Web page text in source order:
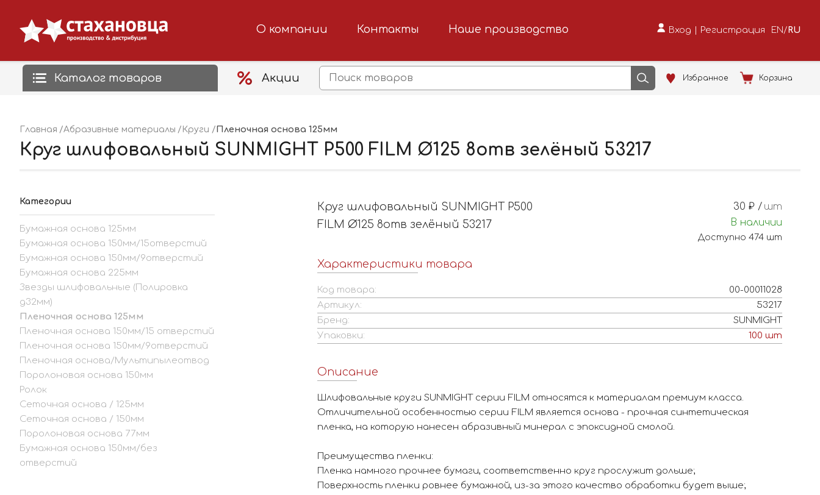
О компании Контакты Наше производство Вход | Регистрация EN /RU
Каталог товаров Акции Избранное Корзина
Главная Абразивные материалы Круги Пленочная основа 125мм
Круг шлифовальный SUNMIGHT P500 FILM Ø125 8отв зелёный 53217
Категории
Бумажная основа 125мм
Бумажная основа 150мм/15отверстий
Бумажная основа 150мм/9отверстий
Бумажная основа 225мм
Звезды шлифовальные (Полировка
д32мм)
Пленочная основа 125мм
Пленочная основа 150мм/15 отверстий
Пленочная основа 150мм/9отверстий
Пленочная основа/Мультипылеотвод
Поролоновая основа 150мм
Ролок
Сеточная основа / 125мм
Сеточная основа / 150мм
Поролоновая основа 77мм
Бумажная основа 150мм/без
отверстий
Круг шлифовальный SUNMIGHT P500
FILM Ø125 8отв зелёный 53217
Характеристики товара
Код товара:
00-00011028
Артикул:
53217
Бренд:
SUNMIGHT
Упаковки:
100 шт
Описание
Шлифовальные круги SUNMIGHT серии FILM относятся к материалам премиум класса.
Отличительной особенностью серии FILM является основа - прочная синтетическая
пленка, на которую нанесен абразивный минерал с эпоксидной смолой.
Преимущества пленки:
Пленка намного прочнее бумаги, соответственно круг прослужит дольше;
Поверхность пленки ровнее бумажной, из-за этого качество обработки будет выше;
30 ₽ / шт
В наличии
Доступно 474 шт